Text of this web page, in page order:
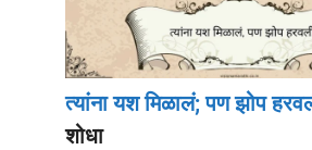
त्यांना यश मिळालं; पण झोप
शोधा